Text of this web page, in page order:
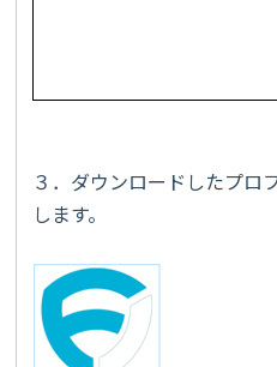
３．ダウンロードしたプロ
します。